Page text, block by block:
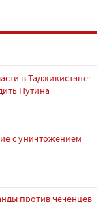
в Таджикистане:
Путина
с уничтожением
против чеченцев